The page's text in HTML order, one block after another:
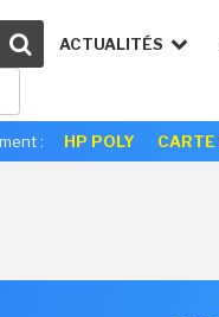
ACTUALITÉS
: HP POLY CARTE